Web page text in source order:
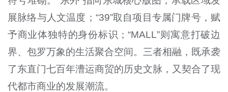
展脉络与人文温度；“39”取自项目专属门牌号，赋
予商业体独特的身份标识；“MALL”则寓意打破边
界、包罗万象的生活聚合空间。三者相融，既承袭
了东直门七百年漕运商贸的历史文脉，又契合了现
代都市商业的发展潮流。